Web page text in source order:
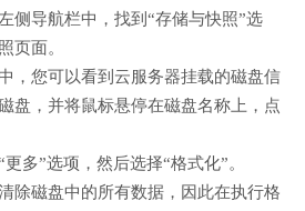
侧导航栏中，找到“存储与快照”选
页面。
，您可以看到云服务器挂载的磁盘信
盘，并将鼠标悬停在磁盘名称上，点
多”选项，然后选择“格式化”。
除磁盘中的所有数据，因此在执行格